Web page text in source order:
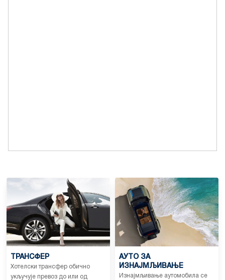
ТРАНСФЕР
Хотелски трансфер обично
укључује превоз до или од
АУТО ЗА
ИЗНАЈМЉИВАЊЕ
Изнајмљивање аутомобила се